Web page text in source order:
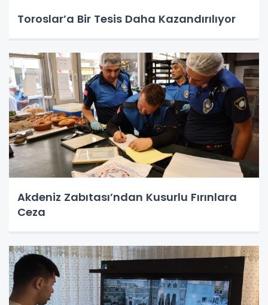
Toroslar’a Bir Tesis Daha Kazandırılıyor
Akdeniz Zabıtası’ndan Kusurlu Fırınlara
Ceza